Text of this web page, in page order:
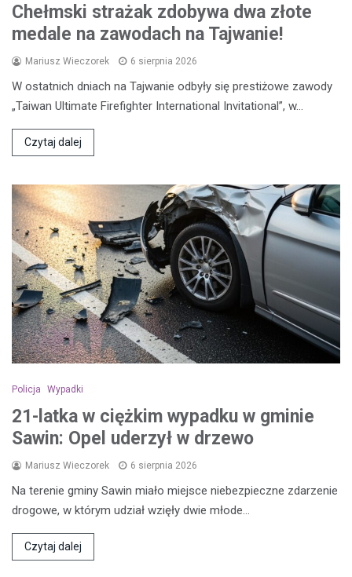
Chełmski strażak zdobywa dwa złote
medale na zawodach na Tajwanie!
Mariusz Wieczorek 6 sierpnia 2026
W ostatnich dniach na Tajwanie odbyły się prestiżowe zawody
„Taiwan Ultimate Firefighter International Invitational”, w…
Czytaj dalej
Policja Wypadki
21-latka w ciężkim wypadku w gminie
Sawin: Opel uderzył w drzewo
Mariusz Wieczorek 6 sierpnia 2026
Na terenie gminy Sawin miało miejsce niebezpieczne zdarzenie
drogowe, w którym udział wzięły dwie młode…
Czytaj dalej